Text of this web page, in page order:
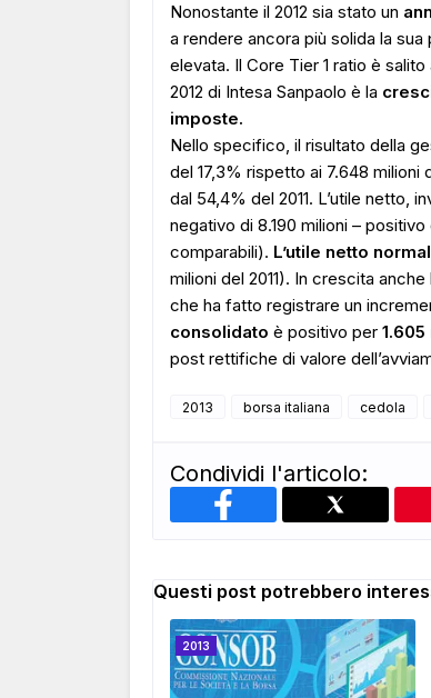
Nonostante il 2012 sia stato un
a rendere ancora più solida la
elevata. Il Core Tier 1 ratio è salito
2012 di Intesa Sanpaolo è la
imposte.
Nello specifico, il risultato della
del 17,3% rispetto ai 7.648 milioni
dal 54,4% del 2011. L’utile netto,
negativo di 8.190 milioni –
comparabili). L’utile netto
milioni del 2011). In crescita
che ha fatto registrare un
consolidato è positivo per
post rettifiche di valore
2013 borsa italiana cedola
Condividi l'articolo:
Questi post potrebbero
2013